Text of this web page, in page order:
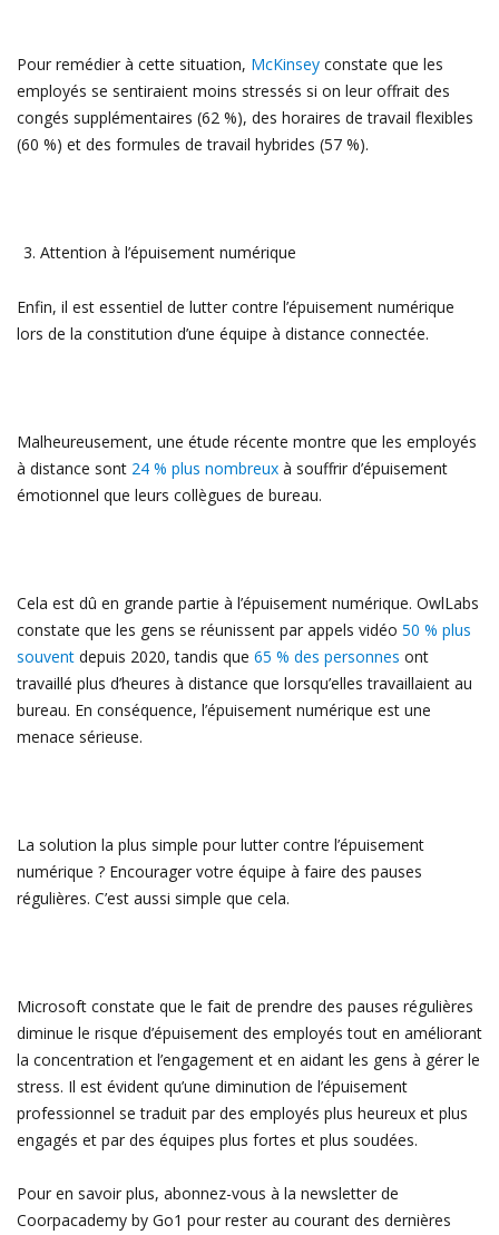
Pour remédier à cette situation, McKinsey constate que les
employés se sentiraient moins stressés si on leur offrait des
congés supplémentaires (62 %), des horaires de travail flexibles
(60 %) et des formules de travail hybrides (57 %).
Attention à l’épuisement numérique
Enfin, il est essentiel de lutter contre l’épuisement numérique
lors de la constitution d’une équipe à distance connectée.
Malheureusement, une étude récente montre que les employés
à distance sont 24 % plus nombreux à souffrir d’épuisement
émotionnel que leurs collègues de bureau.
Cela est dû en grande partie à l’épuisement numérique. OwlLabs
constate que les gens se réunissent par appels vidéo 50 % plus
souvent depuis 2020, tandis que 65 % des personnes ont
travaillé plus d’heures à distance que lorsqu’elles travaillaient au
bureau. En conséquence, l’épuisement numérique est une
menace sérieuse.
La solution la plus simple pour lutter contre l’épuisement
numérique ? Encourager votre équipe à faire des pauses
régulières. C’est aussi simple que cela.
Microsoft constate que le fait de prendre des pauses régulières
diminue le risque d’épuisement des employés tout en améliorant
la concentration et l’engagement et en aidant les gens à gérer le
stress. Il est évident qu’une diminution de l’épuisement
professionnel se traduit par des employés plus heureux et plus
engagés et par des équipes plus fortes et plus soudées.
Pour en savoir plus, abonnez-vous à la newsletter de
Coorpacademy by Go1 pour rester au courant des dernières